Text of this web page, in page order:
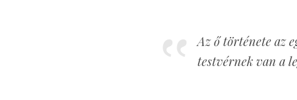
Az ő története az
testvérnek van a